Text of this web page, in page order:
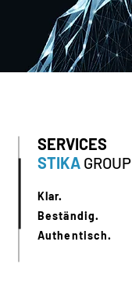
SERVICES
STIKA GROUP
Klar.
Beständig.
Authentisch.